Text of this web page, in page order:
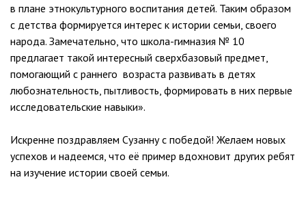
в плане этнокультурного воспитания детей. Таким образом
с детства формируется интерес к истории семьи, своего
народа. Замечательно, что школа-гимназия № 10
предлагает такой интересный сверхбазовый предмет,
помогающий с раннего возраста развивать в детях
любознательность, пытливость, формировать в них первые
исследовательские навыки».
Искренне поздравляем Сузанну с победой! Желаем новых
успехов и надеемся, что её пример вдохновит других ребят
на изучение истории своей семьи.